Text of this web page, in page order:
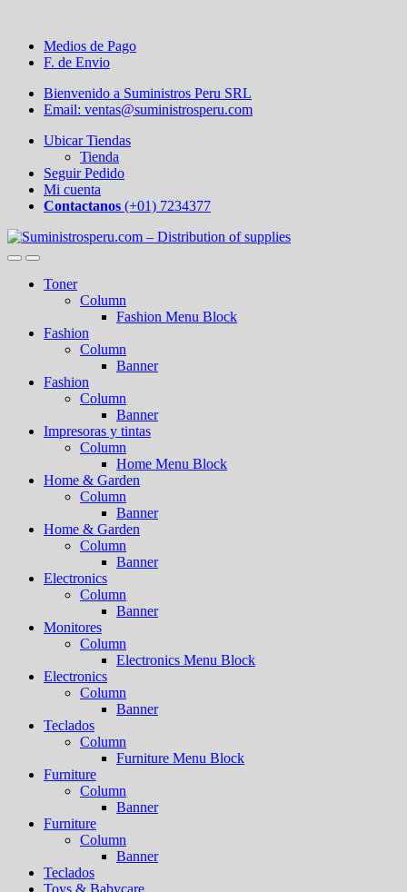
Medios de Pago
F. de Envio
Bienvenido a Suministros Peru SRL
Email: ventas@suministrosperu.com
Ubicar Tiendas
Tienda
Seguir Pedido
Mi cuenta
Contactanos (+01) 7234377
Toner
Column
Fashion Menu Block
Fashion
Column
Banner
Fashion
Column
Banner
Impresoras y tintas
Column
Home Menu Block
Home & Garden
Column
Banner
Home & Garden
Column
Banner
Electronics
Column
Banner
Monitores
Column
Electronics Menu Block
Electronics
Column
Banner
Teclados
Column
Furniture Menu Block
Furniture
Column
Banner
Furniture
Column
Banner
Teclados
Toys & Babycare